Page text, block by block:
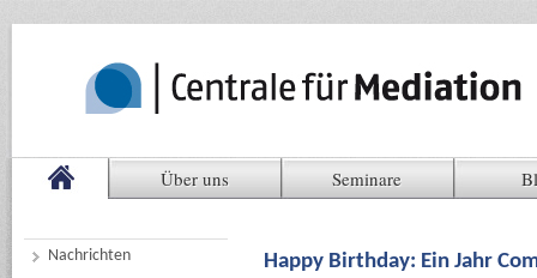
Über uns Seminare
Nachrichten
Happy Birthday: Ein Jahr